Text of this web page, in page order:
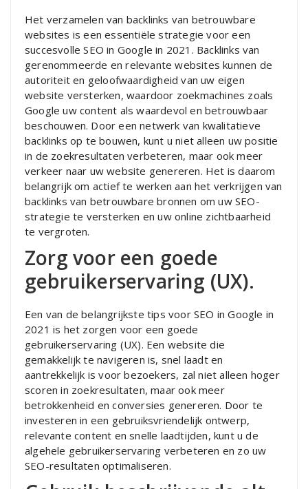
Het verzamelen van backlinks van betrouwbare
websites is een essentiële strategie voor een
succesvolle SEO in Google in 2021. Backlinks van
gerenommeerde en relevante websites kunnen de
autoriteit en geloofwaardigheid van uw eigen
website versterken, waardoor zoekmachines zoals
Google uw content als waardevol en betrouwbaar
beschouwen. Door een netwerk van kwalitatieve
backlinks op te bouwen, kunt u niet alleen uw positie
in de zoekresultaten verbeteren, maar ook meer
verkeer naar uw website genereren. Het is daarom
belangrijk om actief te werken aan het verkrijgen van
backlinks van betrouwbare bronnen om uw SEO-
strategie te versterken en uw online zichtbaarheid
te vergroten.
Zorg voor een goede
gebruikerservaring (UX).
Een van de belangrijkste tips voor SEO in Google in
2021 is het zorgen voor een goede
gebruikerservaring (UX). Een website die
gemakkelijk te navigeren is, snel laadt en
aantrekkelijk is voor bezoekers, zal niet alleen hoger
scoren in zoekresultaten, maar ook meer
betrokkenheid en conversies genereren. Door te
investeren in een gebruiksvriendelijk ontwerp,
relevante content en snelle laadtijden, kunt u de
algehele gebruikerservaring verbeteren en zo uw
SEO-resultaten optimaliseren.